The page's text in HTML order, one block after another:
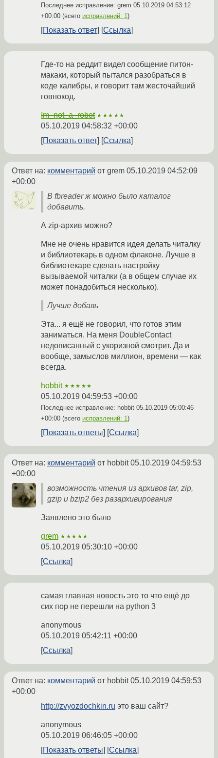
Последнее исправление: grem 05.10.2019 04:53:12
+00:00 (всего исправлений: 1)
Показать ответ Ссылка
Где-то на реддит видел сообщение питон-
макаки, который пытался разобраться в
коде калибры, и говорит там жесточайший
говнокод.
Im_not_a_robot ★★★★★
05.10.2019 04:58:32 +00:00
Показать ответ
Ссылка
Ответ на: комментарий от grem 05.10.2019 04:52:09
+00:00
В fbreader ж можно было каталог
добавить.
А zip-архив можно?
Мне не очень нравится идея делать читалку
и библиотекарь в одном флаконе. Лучше в
библиотекаре сделать настройку
вызываемой читалки (а в общем случае их
может понадобиться несколько).
Лучше добавь
Эта... я ещё не говорил, что готов этим
заниматься. На меня DoubleContact
недописанный с укоризной смотрит. Да и
вообще, замыслов миллион, времени — как
всегда.
hobbit ★★★★★
05.10.2019 04:59:53 +00:00
Последнее исправление: hobbit 05.10.2019 05:00:46
+00:00 (всего исправлений: 1)
Показать ответы Ссылка
Ответ на: комментарий от hobbit05.10.2019 04:59:53
+00:00
возможность чтения из архивов tar, zip,
gzip и bzip2 без разархивирования
Заявлено это было
grem ★★★★★
05.10.2019 05:30:10 +00:00
Ссылка
самая главная новость это то что ещё до
сих пор не перешли на python 3
anonymous
05.10.2019 05:42:11 +00:00
Ссылка
Ответ на: комментарий от hobbit05.10.2019 04:59:53
+00:00
http://zvyozdochkin.ru это ваш сайт?
anonymous
05.10.2019 06:46:05 +00:00
Показать ответы
Ссылка